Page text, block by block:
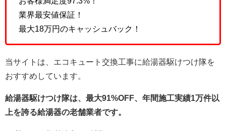
業界最安値保証！
最大18万円のキャッシュバック！
当サイトは、エコキュート交換工事に給湯器駆けつけ隊を
おすすめしています。
給湯器駆けつけ隊は、最大91%OFF、年間施工実績1万件以
上を誇る給湯器の老舗業者です。